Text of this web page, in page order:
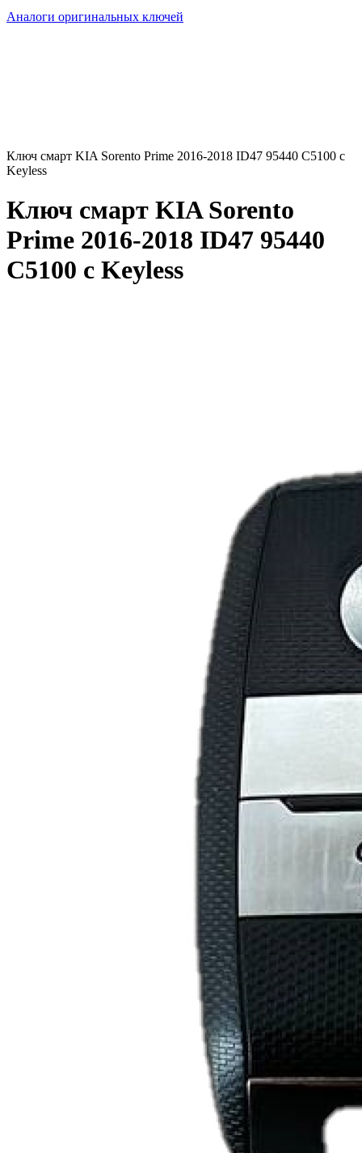
Аналоги оригинальных ключей
Ключ смарт KIA Sorento Prime 2016-2018 ID47 95440 С5100 с
Keyless
Ключ смарт KIA Sorento
Prime 2016-2018 ID47 95440
С5100 с Keyless